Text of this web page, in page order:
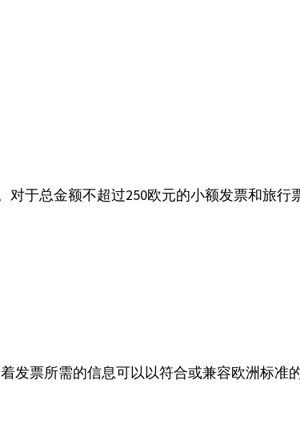
于总金额不超过250欧元的小额发票和旅行
发票所需的信息可以以符合或兼容欧洲标准